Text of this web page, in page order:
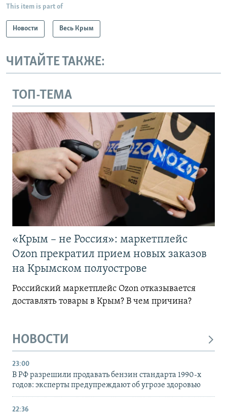
This item is part of
Новости Весь Крым
ЧИТАЙТЕ ТАКЖЕ:
ТОП-ТЕМА
«Крым – не Россия»: маркетплейс
Ozon прекратил прием новых заказов
на Крымском полуострове
Российский маркетплейс Ozon отказывается
доставлять товары в Крым? В чем причина?
НОВОСТИ
23:00
В РФ разрешили продавать бензин стандарта 1990-х
годов: эксперты предупреждают об угрозе здоровью
22:36